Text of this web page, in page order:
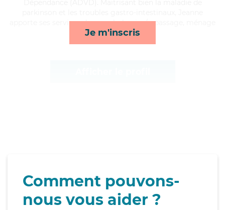
Je m'inscris
apporte ses services de rappels, lessive/repassage, ménage
et activités*
Comment pouvons-
nous vous aider ?